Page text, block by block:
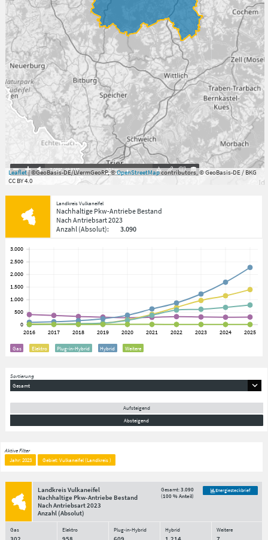
7.059°,49.813° 10km
Leaflet| ©GeoBasis-DE/LVermGeoRP, ©OpenStreetMapcontributors, © GeoBasis-DE / BKG
CC BY 4.0
Landkreis Vulkaneifel
Nachhaltige Pkw-Antriebe Bestand
Nach Antriebsart2023
Anzahl(Absolut): 3.090
Gas Elektro Plug-in-Hybrid Hybrid Weitere
Sortierung
Gesamt
Aufsteigend
Absteigend
Aktive Filter
Jahr: 2023
Gebiet: Vulkaneifel (Landkreis )
Landkreis Vulkaneifel
Nachhaltige Pkw-Antriebe Bestand
Nach Antriebsart2023
Anzahl(Absolut)
Gesamt:3.090
(100 % Anteil)
Energiesteckbrief
Gas Elektro Plug-in-Hybrid Hybrid Weitere